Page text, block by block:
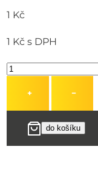
1 Kč
1 Kčs DPH
+ −